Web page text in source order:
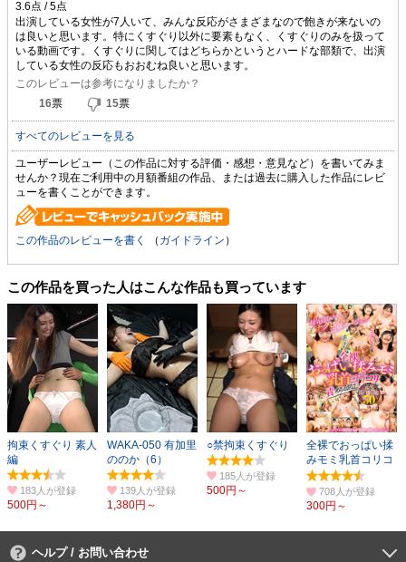
出演している女性が7人いて、みんな反応がさまざまなので飽きが来ないの
は良いと思います。特にくすぐり以外に要素もなく、くすぐりのみを扱って
いる動画です。くすぐりに関してはどちらかというとハードな部類で、出演
している女性の反応もおおむね良いと思います。
このレビューは参考になりましたか？
16票 15票
すべてのレビューを見る
ユーザーレビュー（この作品に対する評価・感想・意見など）を書いてみま
せんか？現在ご利用中の月額番組の作品、または過去に購入した作品にレビ
ューを書くことができます。
この作品のレビューを書く （ ガイドライン ）
この作品を買った人はこんな作品も買っています
拘束くすぐり 素人
編
183人
500円～
WAKA-050 有加里
ののか（6）
139人
1,380円～
○禁拘束くすぐり
185人
500円～
全裸でおっぱい揉
みモミ乳首コリコ
リ責めっぱなし
708人
300円～
ヘルプ / お問い合わせ